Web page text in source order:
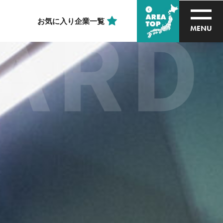
お気に入り企業一覧
MENU